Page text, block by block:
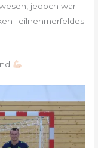
jedoch war
Teilnehmerfeldes